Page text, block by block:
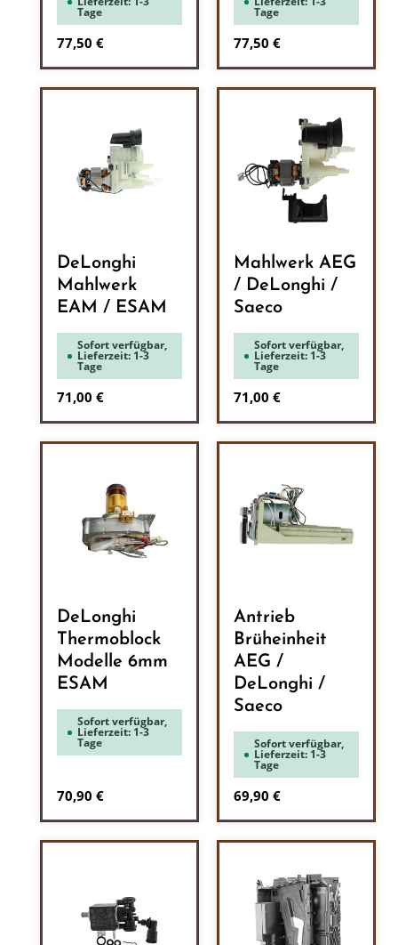
Tage
Regulärer Preis:
77,50 €
Tage
Regulärer Preis:
77,50 €
DeLonghi
Mahlwerk
EAM / ESAM
Sofort verfügbar,
Lieferzeit: 1-3
Tage
Regulärer Preis:
71,00 €
Mahlwerk AEG
/ DeLonghi /
Saeco
Sofort verfügbar,
Lieferzeit: 1-3
Tage
Regulärer Preis:
71,00 €
DeLonghi
Thermoblock
Modelle 6mm
ESAM
Sofort verfügbar,
Lieferzeit: 1-3
Tage
Regulärer Preis:
70,90 €
Antrieb
Brüheinheit
AEG /
DeLonghi /
Saeco
Sofort verfügbar,
Lieferzeit: 1-3
Tage
Regulärer Preis:
69,90 €